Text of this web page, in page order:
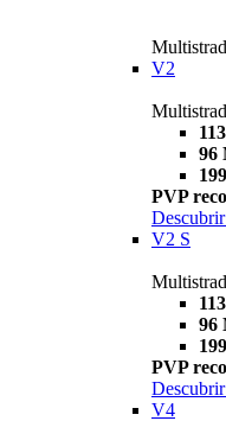
V2
96
PVP
V2 S
96
PVP
V4